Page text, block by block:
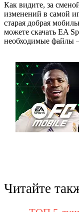
Как видите, за
изменений в самой
старая добрая
можете скачать EA
необходимые файлы
Читайте